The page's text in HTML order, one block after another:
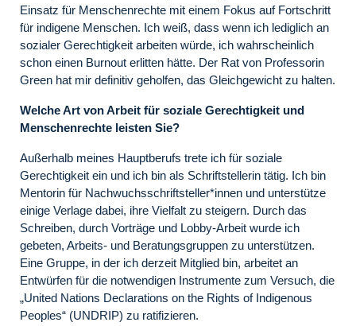
Einsatz für Menschenrechte mit einem Fokus auf Fortschritt
für indigene Menschen. Ich weiß, dass wenn ich lediglich an
sozialer Gerechtigkeit arbeiten würde, ich wahrscheinlich
schon einen Burnout erlitten hätte. Der Rat von Professorin
Green hat mir definitiv geholfen, das Gleichgewicht zu halten.
Welche Art von Arbeit für soziale Gerechtigkeit und
Menschenrechte leisten Sie?
Außerhalb meines Hauptberufs trete ich für soziale
Gerechtigkeit ein und ich bin als Schriftstellerin tätig. Ich bin
Mentorin für Nachwuchsschriftsteller*innen und unterstütze
einige Verlage dabei, ihre Vielfalt zu steigern. Durch das
Schreiben, durch Vorträge und Lobby-Arbeit wurde ich
gebeten, Arbeits- und Beratungsgruppen zu unterstützen.
Eine Gruppe, in der ich derzeit Mitglied bin, arbeitet an
Entwürfen für die notwendigen Instrumente zum Versuch, die
„United Nations Declarations on the Rights of Indigenous
Peoples“ (UNDRIP) zu ratifizieren.